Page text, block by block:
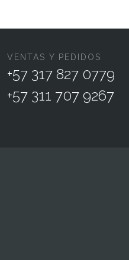
VENTAS Y PEDIDOS
+57 317 827 0779
+57 311 707 9267